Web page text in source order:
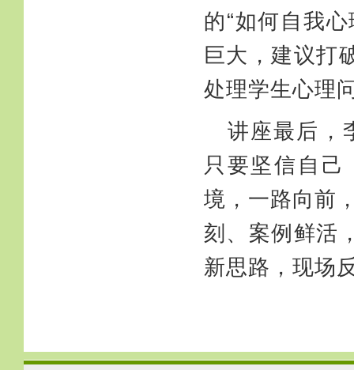
的“如何自我
巨大，建议打
处理学生心理
讲座最后，
只要坚信自
境，一路向前
刻、案例鲜活
新思路，现场